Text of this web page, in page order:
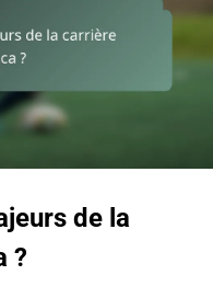
de la
?